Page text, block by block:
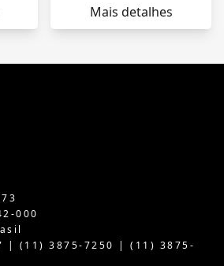
Mais detalhes
000
| (11) 3875-7250 | (11) 3875-